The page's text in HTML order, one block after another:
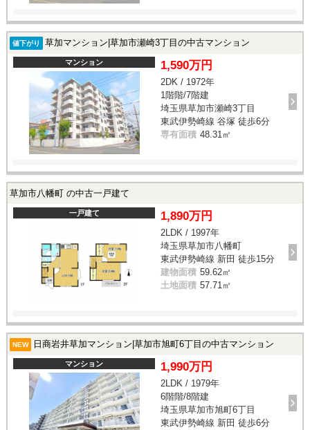
値下がり 草加マンション|草加市瀬崎3丁目の中古マンション
マンション 1,590万円
2DK / 1972年
1階階/7階建
埼玉県草加市瀬崎3丁目
東武伊勢崎線 谷塚 徒歩6分
専有面積 48.31㎡
草加市八幡町 の中古一戸建て
一戸建て 1,890万円
2LDK / 1997年
埼玉県草加市八幡町
東武伊勢崎線 新田 徒歩15分
建物面積 59.62㎡
土地面積 57.71㎡
NEW 日商岩井草加マンション|草加市旭町6丁目の中古マンション
マンション 1,990万円
2LDK / 1979年
6階階/8階建
埼玉県草加市旭町6丁目
東武伊勢崎線 新田 徒歩6分